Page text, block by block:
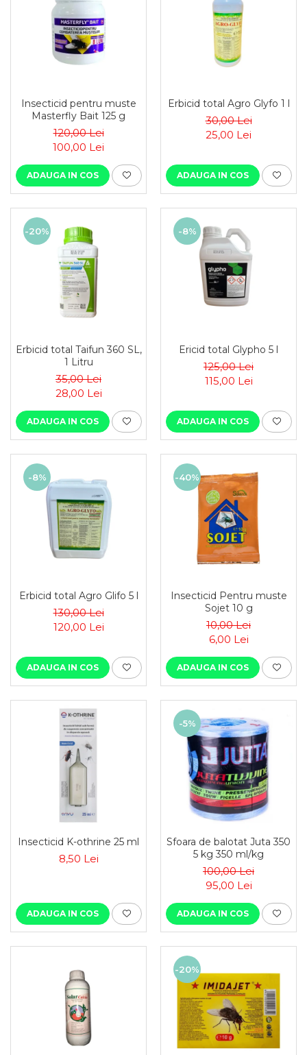
Insecticid pentru muste
Masterfly Bait 125 g
120,00 Lei
100,00 Lei
ADAUGA IN COS
Erbicid total Agro Glyfo 1 l
30,00 Lei
25,00 Lei
ADAUGA IN COS
-20%
Erbicid total Taifun 360 SL,
1 Litru
35,00 Lei
28,00 Lei
ADAUGA IN COS
-8%
Ericid total Glypho 5 l
125,00 Lei
115,00 Lei
ADAUGA IN COS
-8%
Erbicid total Agro Glifo 5 l
130,00 Lei
120,00 Lei
ADAUGA IN COS
-40%
Insecticid Pentru muste
Sojet 10 g
10,00 Lei
6,00 Lei
ADAUGA IN COS
Insecticid K-othrine 25 ml
8,50 Lei
ADAUGA IN COS
-5%
Sfoara de balotat Juta 350
5 kg 350 ml/kg
100,00 Lei
95,00 Lei
ADAUGA IN COS
-20%